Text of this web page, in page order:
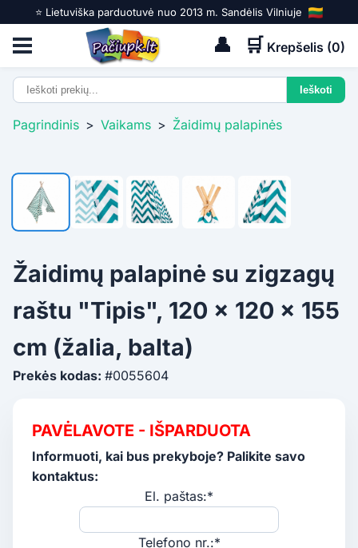
⭐️ Lietuviška parduotuvė nuo 2013 m. Sandėlis Vilniuje
👤 🛒 Krepšelis (0)
Pagrindinis > Vaikams > Žaidimų palapinės
Žaidimų palapinė su zigzagų
raštu "Tipis", 120 x 120 x 155
cm (žalia, balta)
Prekės kodas: #0055604
PAVĖLAVOTE - IŠPARDUOTA
Informuoti, kai bus prekyboje? Palikite savo
kontaktus:
El. paštas:*
Telefono nr.:*